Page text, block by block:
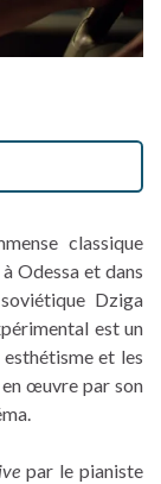
classique
Odessa et dans
Dziga
est un
et les
en œuvre par son
par le pianiste